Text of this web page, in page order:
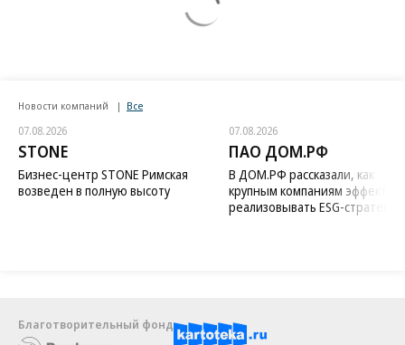
Новости компаний Все
07.08.2026
STONE
Бизнес-центр STONE Римская
возведен в полную высоту
07.08.2026
ПАО ДОМ.РФ
В ДОМ.РФ рассказали, как
крупным компаниям
реализовывать ESG-стратегию
Благотворительный фонд